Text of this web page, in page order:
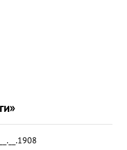
__.__.1908